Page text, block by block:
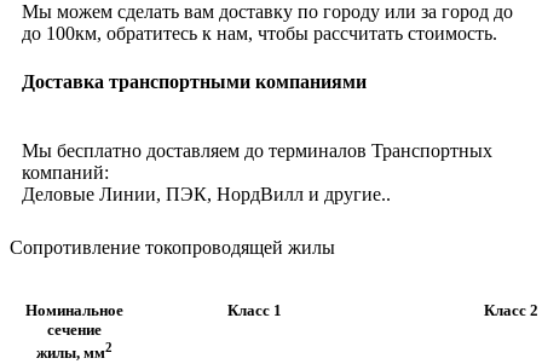
Мы можем сделать вам доставку по городу или за город до
до 100км, обратитесь к нам, чтобы рассчитать стоимость.
Доставка транспортными компаниями
Мы бесплатно доставляем до терминалов Транспортных
компаний:
Деловые Линии, ПЭК, НордВилл и другие..
Сопротивление токопроводящей жилы
Номинальное
сечение
жилы, мм2
Класс 1 Класс 2